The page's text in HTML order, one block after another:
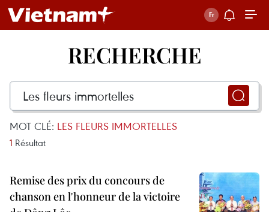
RECHERCHE
MOT CLÉ: LES FLEURS IMMORTELLES
1 Résultat
Remise des prix du concours de
chanson en l'honneur de la victoire